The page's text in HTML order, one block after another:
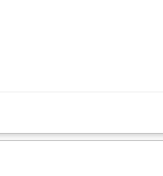
w zakresie definiowania rozwiązań